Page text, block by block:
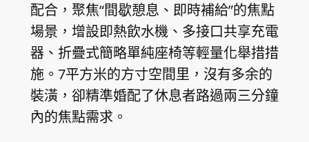
配合，聚焦“間歇憩息、即時補給”的焦點
場景，增設即熱飲水機、多接口共享充電
器、折疊式簡略單純座椅等輕量化舉措措
施。7平方米的方寸空間里，沒有多余的
裝潢，卻精準婚配了休息者路過兩三分鐘
內的焦點需求。